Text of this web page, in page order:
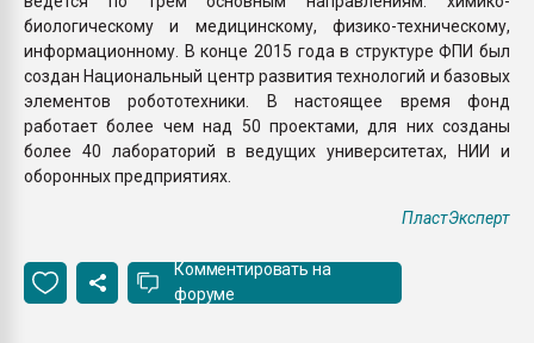
биологическому и медицинскому, физико-техническому,
информационному. В конце 2015 года в структуре ФПИ был
создан Национальный центр развития технологий и базовых
элементов робототехники. В настоящее время фонд
работает более чем над 50 проектами, для них созданы
более 40 лабораторий в ведущих университетах, НИИ и
оборонных предприятиях.
ПластЭксперт
Комментировать на
форуме